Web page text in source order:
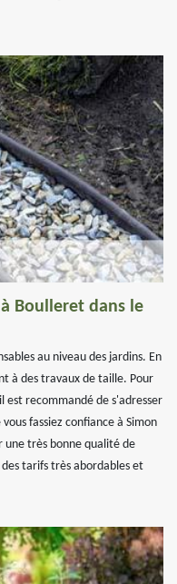
Boulleret dans le
au niveau des jardins. En
à des travaux de taille. Pour
est recommandé de s'adresser
fassiez confiance à Simon
très bonne qualité de
tarifs très abordables et